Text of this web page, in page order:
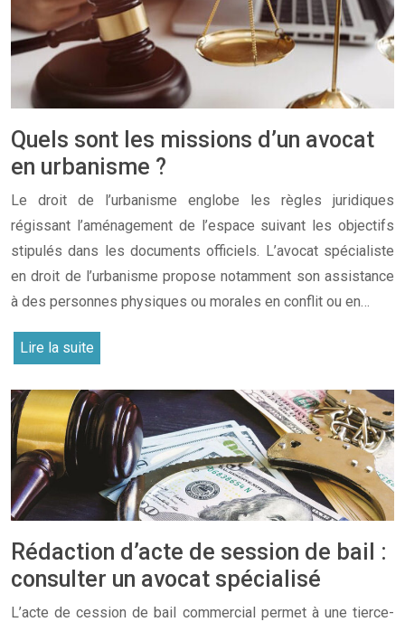
Quels sont les missions d’un avocat
en urbanisme ?
Le droit de l’urbanisme englobe les règles juridiques
régissant l’aménagement de l’espace suivant les objectifs
stipulés dans les documents officiels. L’avocat spécialiste
en droit de l’urbanisme propose notamment son assistance
à des personnes physiques ou morales en conflit ou en…
Lire la suite
Rédaction d’acte de session de bail :
consulter un avocat spécialisé
L’acte de cession de bail commercial permet à une tierce-